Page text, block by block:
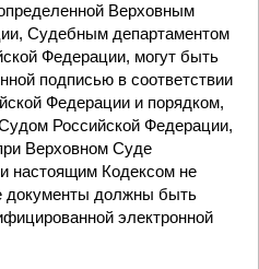
Верховным
Судебным департаментом
Федерации, могут быть
подписью в соответствии
Федерации и порядком,
Российской Федерации,
Верховном Суде
настоящим Кодексом не
документы должны быть
электронной